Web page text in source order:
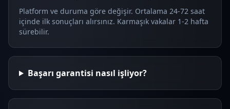
Platform ve duruma göre değişir. Ortalama 24-72 saat
içinde ilk sonuçları alırsınız. Karmaşık vakalar 1-2 hafta
sürebilir.
Başarı garantisi nasıl işliyor?